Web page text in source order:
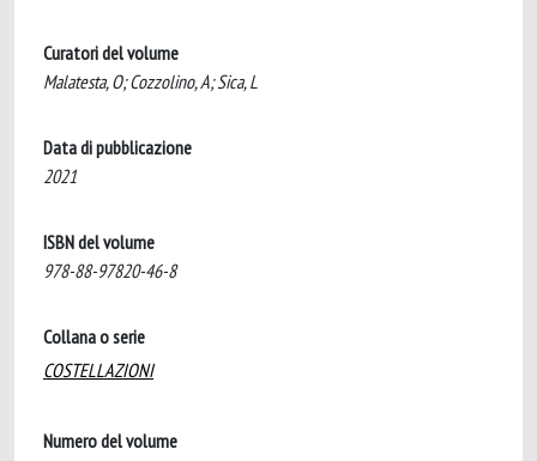
Curatori del volume
Malatesta, O; Cozzolino, A; Sica, L
Data di pubblicazione
2021
ISBN del volume
978-88-97820-46-8
Collana o serie
COSTELLAZIONI
Numero del volume